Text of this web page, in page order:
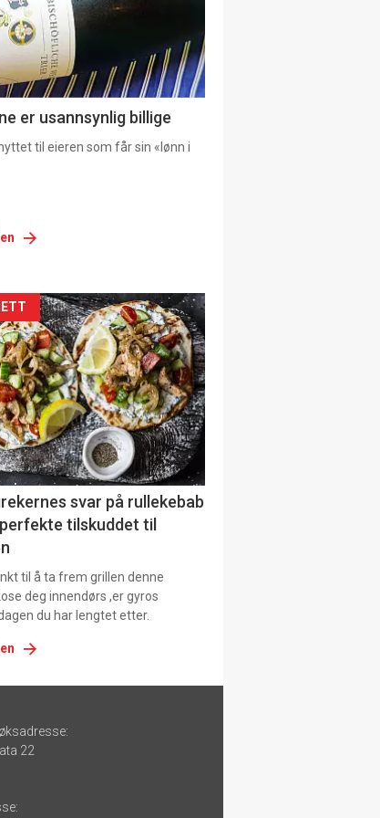
er usannsynlig billige
til eieren som får sin «lønn i
svar på rullekebab
tilskuddet til
til å ta frem grillen denne
deg innendørs ,er gyros
du har lengtet etter.
22